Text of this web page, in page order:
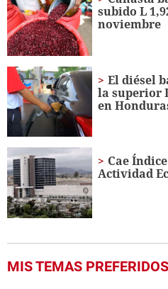
minutes,
21
seconds
subido L
noviembre
El diésel
la superior
en
Cae
Actividad
MIS TEMAS PREFERIDOS